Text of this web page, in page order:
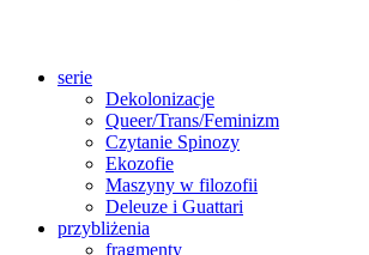
serie
Dekolonizacje
Queer/Trans/Feminizm
Czytanie Spinozy
Ekozofie
Maszyny w filozofii
Deleuze i Guattari
przybliżenia
fragmenty